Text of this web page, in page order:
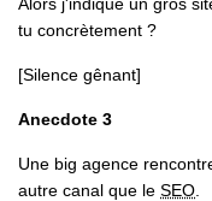
tu concrètement ?
[Silence gênant]
Anecdote 3
Une big agence
autre canal que le SEO